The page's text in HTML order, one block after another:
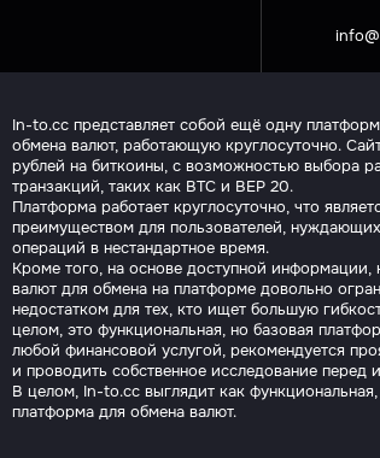
In-to.cc представляет собой ещё одну
обмена валют, работающую круглосуточно.
рублей на биткоины, с возможностью выбора
транзакций, таких как BTC и BEP 20.
Платформа работает круглосуточно, что
преимуществом для пользователей,
операций в нестандартное время.
Кроме того, на основе доступной информации,
валют для обмена на платформе довольно
недостатком для тех, кто ищет большую
целом, это функциональная, но базовая
любой финансовой услугой, рекомендуется
и проводить собственное исследование перед
В целом, In-to.cc выглядит как
платформа для обмена валют.